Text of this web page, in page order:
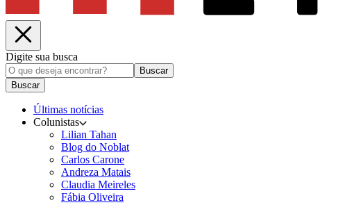
Digite sua busca
Buscar
Buscar
Últimas notícias
Colunistas
Lilian Tahan
Blog do Noblat
Carlos Carone
Andreza Matais
Claudia Meireles
Fábia Oliveira